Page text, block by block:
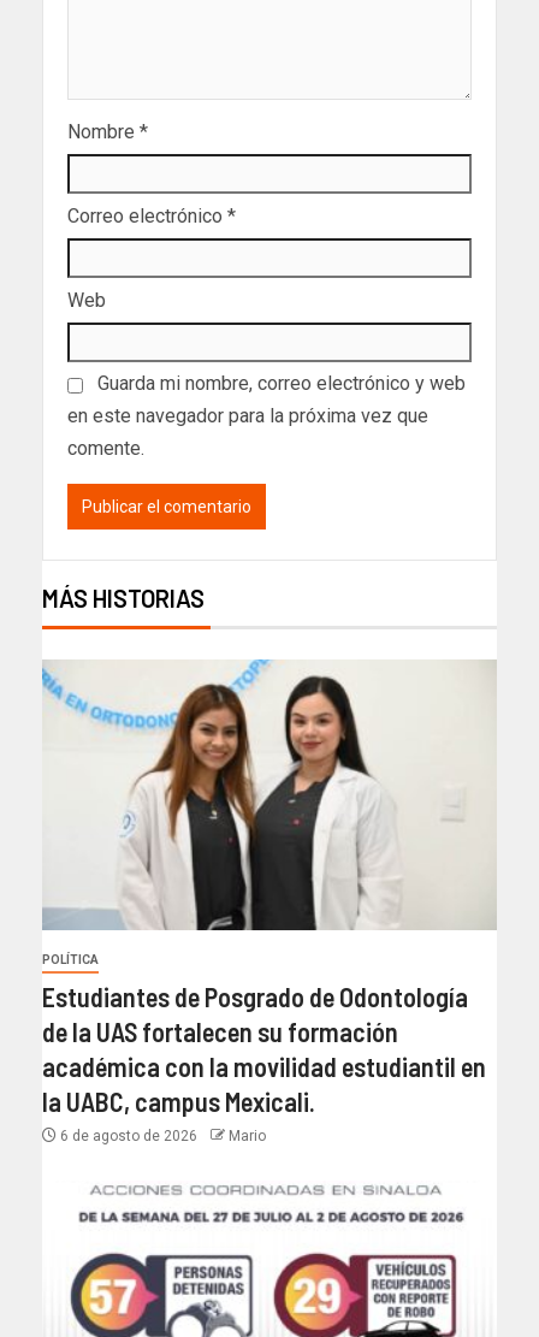
Nombre *
Correo electrónico *
Web
Guarda mi nombre, correo electrónico y web
en este navegador para la próxima vez que
comente.
MÁS HISTORIAS
POLÍTICA
Estudiantes de Posgrado de Odontología
de la UAS fortalecen su formación
académica con la movilidad estudiantil en
la UABC, campus Mexicali.
6 de agosto de 2026 Mario